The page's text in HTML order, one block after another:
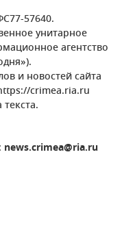
57640.
унитарное
агентство
и новостей сайта
crimea.ria.ru
news.crimea@ria.ru